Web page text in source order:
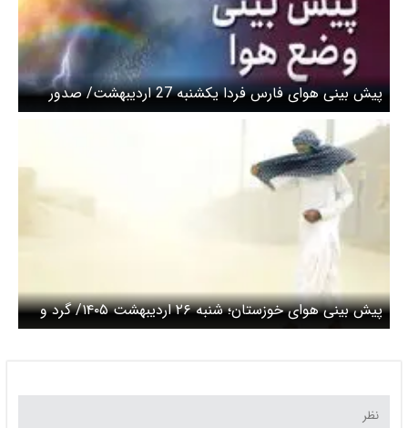
پیش بینی هوای فارس فردا یکشنبه 27 اردیبهشت/ صدور
هشدار نارنجی وزش باد شدید
پیش بینی هوای خوزستان؛ شنبه ۲۶ اردیبهشت ۱۴۰۵/ گرد و
غبار از عراق می آید